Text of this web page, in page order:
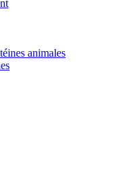
animales